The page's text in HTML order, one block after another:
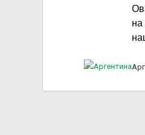
на